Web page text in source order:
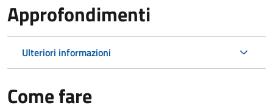
Approfondimenti
Ulteriori informazioni
Come fare